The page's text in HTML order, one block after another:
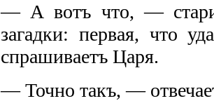
— А вотъ что, —
загадки: первая, чтo
спрашиваетъ Царя.
— Точно такъ, —